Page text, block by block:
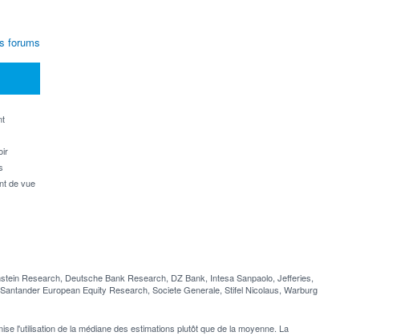
de vue
forums
Research, Deutsche Bank Research, DZ Bank, Intesa Sanpaolo, Jefferies,
European Equity Research, Societe Generale, Stifel Nicolaus, Warburg
l'utilisation de la médiane des estimations plutôt que de la moyenne. La